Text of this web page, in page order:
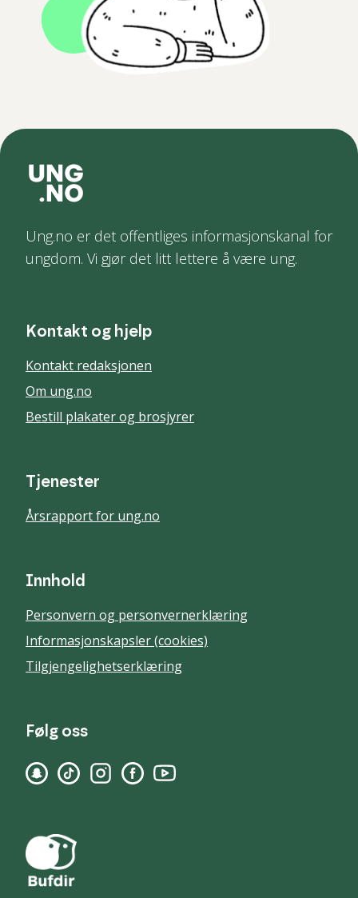
Ung.no er det offentliges informasjonskanal for
ungdom. Vi gjør det litt lettere å være ung.
Kontakt og hjelp
Kontakt redaksjonen
Om ung.no
Bestill plakater og brosjyrer
Tjenester
Årsrapport for ung.no
Innhold
Personvern og personvernerklæring
Informasjonskapsler (cookies)
Tilgjengelighetserklæring
Følg oss